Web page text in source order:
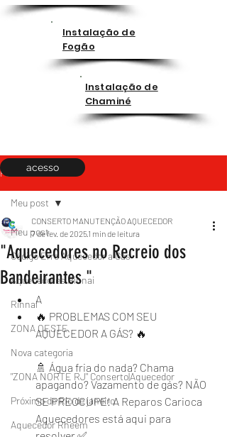
Instalação de
Fogão
Instalação de
Chaminé
Post
Meu post
Código Erro Aquecedor a Gás
Aquecedores Rinnai
Rinnai
ZONA OESTE
Nova categoria
"ZONA NORTE RJ" Conserto|Aquecedor
Próximo de Rio de janeiro
Aquecedor Rheem
Meu post
"Aquecedores no Recreio dos
Bandeirantes "
CONSERTO MANUTENÇÃO AQUECEDOR
7 de fev. de 20251 min de leitura
A
🔥 PROBLEMAS COM SEU
AQUECEDOR A GÁS? 🔥
🚿 Água fria do nada? Chama
apagando? Vazamento de gás? NÃO
SE PREOCUPE! A Reparos Carioca
Aquecedores está aqui para
acesso